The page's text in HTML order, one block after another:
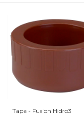
Tapa - Fusion Hidro3